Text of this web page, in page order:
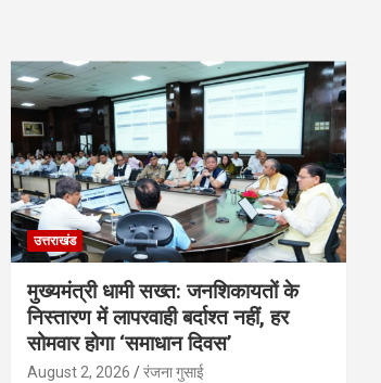
उत्तराखंड
मुख्यमंत्री धामी सख्त: जनशिकायतों के
निस्तारण में लापरवाही बर्दाश्त नहीं, हर
सोमवार होगा ‘समाधान दिवस’
August 2, 2026 रंजना गुसाई